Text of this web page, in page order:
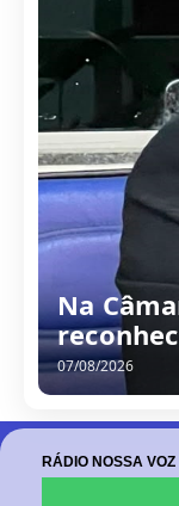
Na
07/08/2026
RÁDIO NOSSA VOZ